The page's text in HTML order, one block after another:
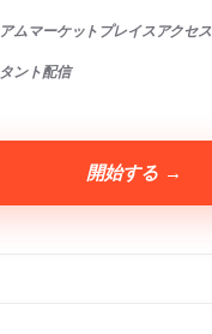
ムマーケットプレイスアクセス
ント配信
開始する →